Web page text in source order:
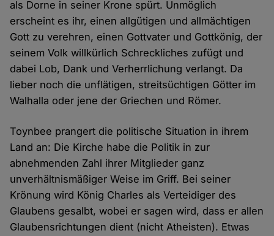
als Dorne in seiner Krone spürt. Unmöglich
erscheint es ihr, einen allgütigen und allmächtigen
Gott zu verehren, einen Gottvater und Gottkönig, der
seinem Volk willkürlich Schreckliches zufügt und
dabei Lob, Dank und Verherrlichung verlangt. Da
lieber noch die unflätigen, streitsüchtigen Götter im
Walhalla oder jene der Griechen und Römer.
Toynbee prangert die politische Situation in ihrem
Land an: Die Kirche habe die Politik in zur
abnehmenden Zahl ihrer Mitglieder ganz
unverhältnismäßiger Weise im Griff. Bei seiner
Krönung wird König Charles als Verteidiger des
Glaubens gesalbt, wobei er sagen wird, dass er allen
Glaubensrichtungen dient (nicht Atheisten). Etwas